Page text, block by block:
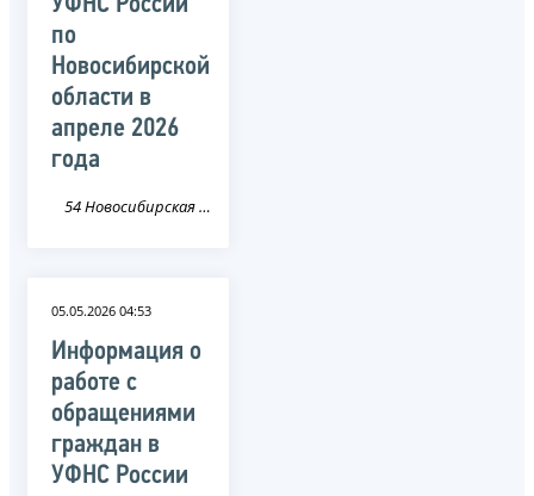
УФНС России
по
Новосибирской
области в
апреле 2026
года
54 Новосибирская область
05.05.2026 04:53
Информация о
работе с
обращениями
граждан в
УФНС России